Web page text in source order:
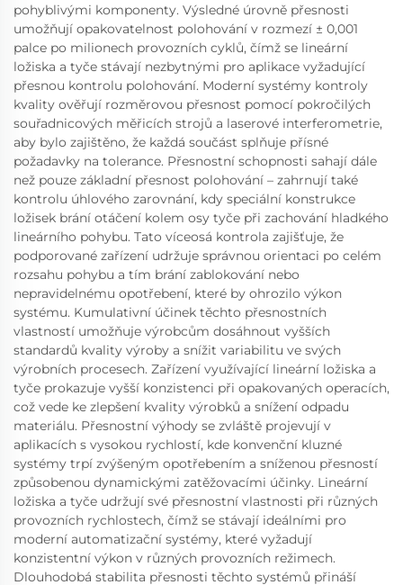
pohyblivými komponenty. Výsledné úrovně přesnosti
umožňují opakovatelnost polohování v rozmezí ± 0,001
palce po milionech provozních cyklů, čímž se lineární
ložiska a tyče stávají nezbytnými pro aplikace vyžadující
přesnou kontrolu polohování. Moderní systémy kontroly
kvality ověřují rozměrovou přesnost pomocí pokročilých
souřadnicových měřicích strojů a laserové interferometrie,
aby bylo zajištěno, že každá součást splňuje přísné
požadavky na tolerance. Přesnostní schopnosti sahají dále
než pouze základní přesnost polohování – zahrnují také
kontrolu úhlového zarovnání, kdy speciální konstrukce
ložisek brání otáčení kolem osy tyče při zachování hladkého
lineárního pohybu. Tato víceosá kontrola zajišťuje, že
podporované zařízení udržuje správnou orientaci po celém
rozsahu pohybu a tím brání zablokování nebo
nepravidelnému opotřebení, které by ohrozilo výkon
systému. Kumulativní účinek těchto přesnostních
vlastností umožňuje výrobcům dosáhnout vyšších
standardů kvality výroby a snížit variabilitu ve svých
výrobních procesech. Zařízení využívající lineární ložiska a
tyče prokazuje vyšší konzistenci při opakovaných operacích,
což vede ke zlepšení kvality výrobků a snížení odpadu
materiálu. Přesnostní výhody se zvláště projevují v
aplikacích s vysokou rychlostí, kde konvenční kluzné
systémy trpí zvýšeným opotřebením a sníženou přesností
způsobenou dynamickými zatěžovacími účinky. Lineární
ložiska a tyče udržují své přesnostní vlastnosti při různých
provozních rychlostech, čímž se stávají ideálními pro
moderní automatizační systémy, které vyžadují
konzistentní výkon v různých provozních režimech.
Dlouhodobá stabilita přesnosti těchto systémů přináší